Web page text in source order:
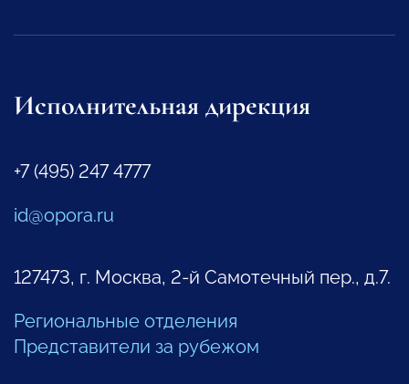
Исполнительная дирекция
+7 (495) 247 4777
id@opora.ru
127473, г. Москва, 2-й Самотечный пер., д.7.
Региональные отделения
Представители за рубежом